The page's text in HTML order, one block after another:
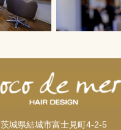
茨城県結城市富士見町4-2-5